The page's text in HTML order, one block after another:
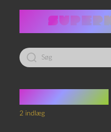
Led
efter:
Bander
2 indlæg